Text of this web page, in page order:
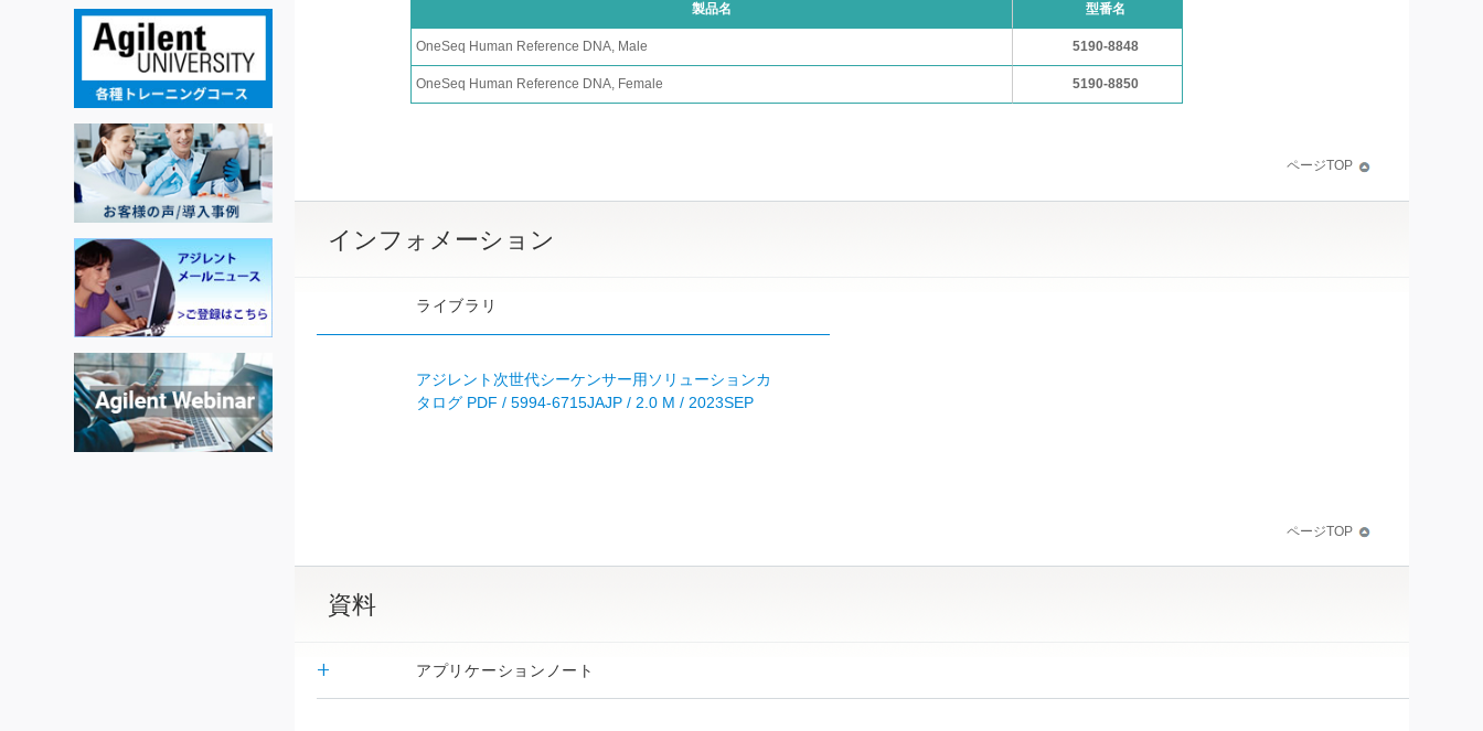
製品名 型番名
OneSeq Human Reference DNA, Male 5190-8848
OneSeq Human Reference DNA, Female 5190-8850
ページTOP
インフォメーション
ライブラリ
アジレント次世代シーケンサー用ソリューションカ
タログ PDF / 5994-6715JAJP / 2.0 M / 2023SEP
ページTOP
資料
アプリケーションノート